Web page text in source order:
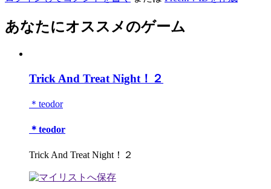
あなたにオススメのゲーム
Trick And Treat Night！２
＊teodor
＊teodor
Trick And Treat Night！２